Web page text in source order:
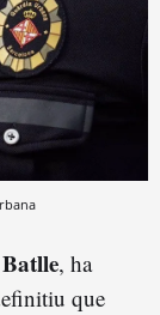
, ha
que